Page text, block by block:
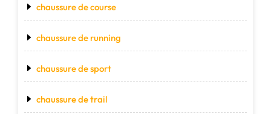
chaussure de course
chaussure de running
chaussure de sport
chaussure de trail